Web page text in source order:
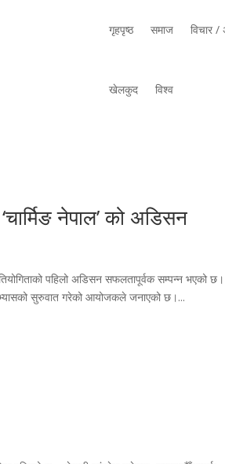
गृहपृष्ठ समाज विचार /
खेलकुद विश्व
नेपाल’ को अडिसन
पहिलो अडिसन सफलतापूर्वक सम्पन्न भएको छ।
सुरुवात गरेको आयोजकले जनाएको छ।...